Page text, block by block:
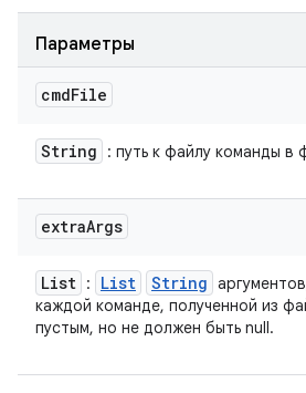
Параметры
cmdFile
String : путь к файлу команды в
extraArgs
List : List String
каждой команде, полученной из
пустым, но не должен быть null.